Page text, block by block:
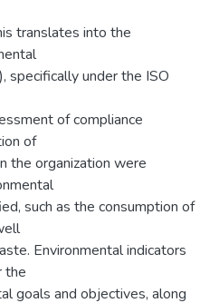
translates into the
specifically under the ISO
of compliance
of
the organization were
such as the consumption of
Environmental indicators
the
goals and objectives, along